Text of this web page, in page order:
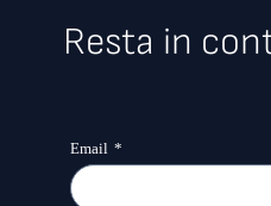
Resta in